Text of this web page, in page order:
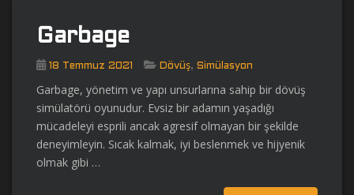
Garbage
18 Temmuz 2021 Dövüş, Simülasyon
Garbage, yönetim ve yapı unsurlarına sahip bir dövüş
simülatörü oyunudur. Evsiz bir adamın yaşadığı
mücadeleyi esprili ancak agresif olmayan bir şekilde
deneyimleyin. Sıcak kalmak, iyi beslenmek ve hijyenik
olmak gibi …